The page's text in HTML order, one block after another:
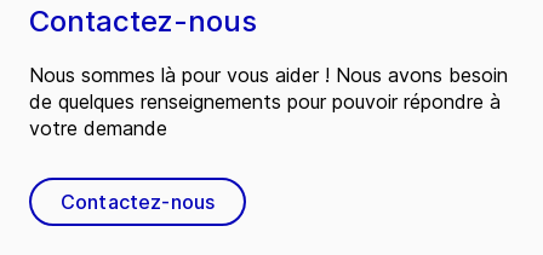
Contactez-nous
Nous sommes là pour vous aider ! Nous avons besoin
de quelques renseignements pour pouvoir répondre à
votre demande
Contactez-nous